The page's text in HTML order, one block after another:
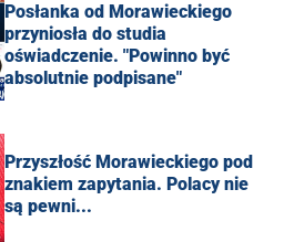
Posłanka od Morawieckiego
przyniosła do studia
oświadczenie. "Powinno być
absolutnie podpisane"
Przyszłość Morawieckiego pod
znakiem zapytania. Polacy nie
są pewni...